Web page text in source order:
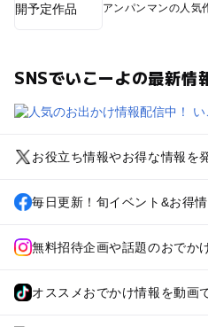
アンパンマンの人気
SNSでいこーよの最新情
お役立ち情報やお得な情報を
毎日更新！旬イベント&お得
無料招待企画や話題のおでか
オススメおでかけ情報を動画